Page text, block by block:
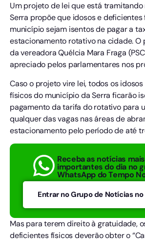
Um projeto de lei que está tramitando
Serra propõe que idosos e deficientes
município sejam isentos de pagar a
estacionamento rotativo na cidade. O
da vereadora Quélcia Mara Fraga
apreciado pelos parlamentares nos
Caso o projeto vire lei, todos os
físicos do município da Serra ficarão
pagamento da tarifa do rotativo para
qualquer das vagas nas áreas de
estacionamento pelo período de até
Receba as notícias mais
importantes do dia no
WhatsApp do Tempo
Entrar no Grupo de Notícias
Mas para terem direito à gratuidade,
deficientes físicos deverão obter o